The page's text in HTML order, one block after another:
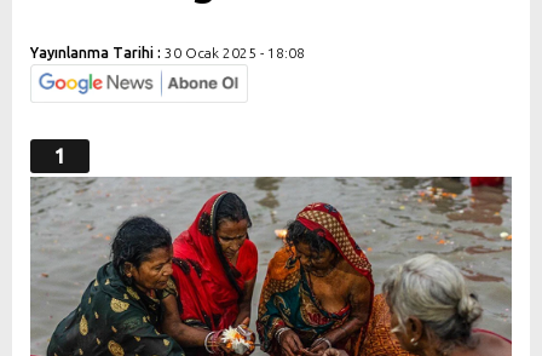
Yayınlanma Tarihi : 30 Ocak 2025 - 18:08
1